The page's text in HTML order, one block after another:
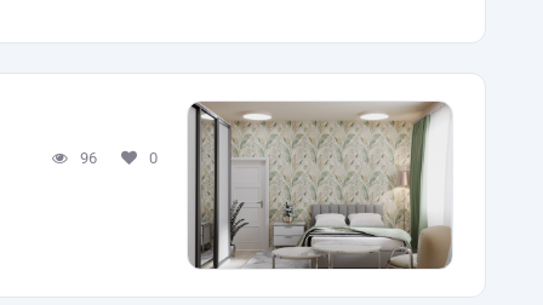
96 0